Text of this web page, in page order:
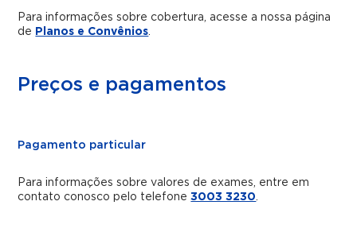
Para informações sobre cobertura, acesse a nossa página
de Planos e Convênios.
Preços e pagamentos
Pagamento particular
Para informações sobre valores de exames, entre em
contato conosco pelo telefone3003 3230.